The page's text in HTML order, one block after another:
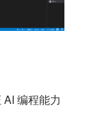
编程能力